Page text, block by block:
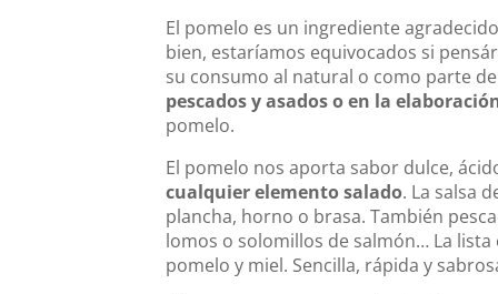
El pomelo es un ingrediente
bien, estaríamos equivocados si
su consumo al natural o como parte
pescados y asados o en la
pomelo.
El pomelo nos aporta sabor dulce,
cualquier elemento salado. La salsa
plancha, horno o brasa. También
lomos o solomillos de salmón… La
pomelo y miel. Sencilla, rápida y